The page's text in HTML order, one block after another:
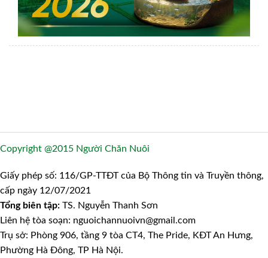
Copyright @2015 Người Chăn Nuôi
Giấy phép số: 116/GP-TTĐT của Bộ Thông tin và Truyền thông,
cấp ngày 12/07/2021
Tổng biên tập: TS. Nguyễn Thanh Sơn
Liên hệ tòa soạn: nguoichannuoivn@gmail.com
Trụ sở: Phòng 906, tầng 9 tòa CT4, The Pride, KĐT An Hưng,
Phường Hà Đông, TP Hà Nội.